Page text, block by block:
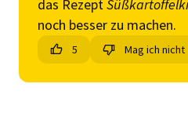
das Rezept
noch besser zu machen.
5 Mag ich nicht